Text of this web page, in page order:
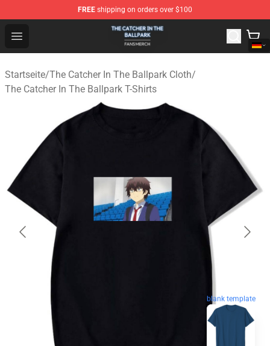
FREE shipping on orders over $100
Open menu
The Catcher In The Ballpark Shop - Official The Catcher
Startseite/The Catcher In The Ballpark Cloth/
The Catcher In The Ballpark T-Shirts
blank template